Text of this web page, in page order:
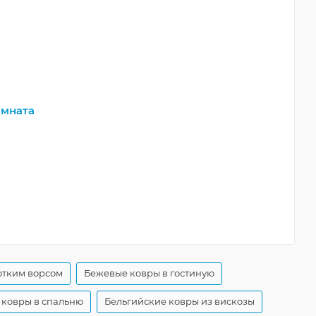
ворсом Бежевые ковры в гостиную
в спальню Бельгийские ковры из вискозы